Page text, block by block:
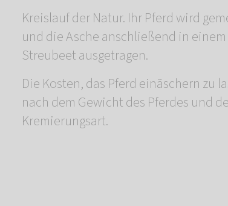
Kreislauf der Natur. Ihr Pferd wird
und die Asche anschließend in
Streubeet ausgetragen.
Die Kosten, das Pferd einäschern zu
nach dem Gewicht des Pferdes und
Kremierungsart.